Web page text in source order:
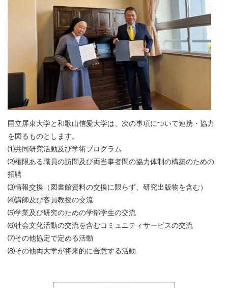
国立屏東大学と和歌山信愛大学は、次の事項について連携・協力
を図るものとします。
⑴共同研究活動及び学術プログラム
⑵権限ある職員の訪問及び両当事者間の協力体制の構築のための
招聘
⑶情報交換（図書館資料の交換に限らず、研究出版物を含む）
⑷講師及び客員教授の交流
⑸学業及び研究のための学部学生の交流
⑹社会文化活動の交流を含むコミュニティサービスの交流
⑺その他協定で定める活動
⑻その他両大学が将来的に合意する活動